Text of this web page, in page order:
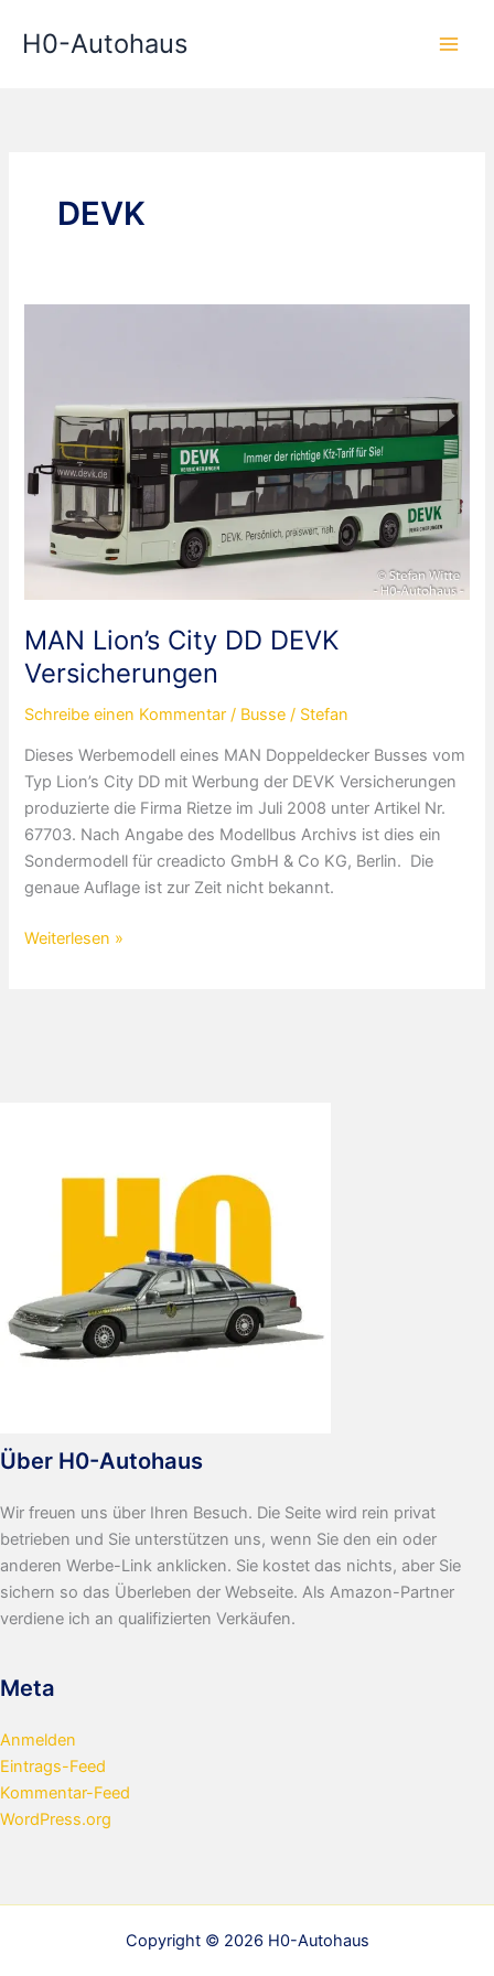
InhaltH0-Autohaus
DEVK
MAN Lion’s City DD DEVK
Versicherungen
Schreibe einen Kommentar / Busse / Stefan
Dieses Werbemodell eines MAN Doppeldecker Busses vom
Typ Lion’s City DD mit Werbung der DEVK Versicherungen
produzierte die Firma Rietze im Juli 2008 unter Artikel Nr.
67703. Nach Angabe des Modellbus Archivs ist dies ein
Sondermodell für creadicto GmbH & Co KG, Berlin. Die
genaue Auflage ist zur Zeit nicht bekannt.
MAN
Weiterlesen »
Über H0-Autohaus
Wir freuen uns über Ihren Besuch. Die Seite wird rein privat
betrieben und Sie unterstützen uns, wenn Sie den ein oder
anderen Werbe-Link anklicken. Sie kostet das nichts, aber Sie
sichern so das Überleben der Webseite. Als Amazon-Partner
verdiene ich an qualifizierten Verkäufen.
Meta
Anmelden
Eintrags-Feed
Kommentar-Feed
WordPress.org
Copyright © 2026 H0-Autohaus